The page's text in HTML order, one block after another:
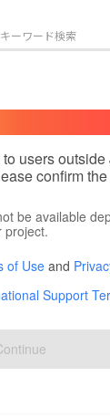
のプロジェク
アート・写真
テクノロジー・
映像・映画
ビジネス・起業
まちづくり・地
users outside
confirm the
be available
project.
of Use and
Support
ロジェクト